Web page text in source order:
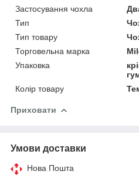
Застосування чохла
Тип
Тип товару
Торговельна марка
Упаковка
Колір товару
Приховати
Умови доставки
Нова Пошта